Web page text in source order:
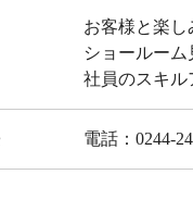
お客様と楽し
ショールー
社員のスキル
電話：0244-